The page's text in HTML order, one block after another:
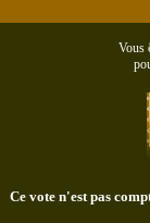
Vous
Ce vote n'est pas